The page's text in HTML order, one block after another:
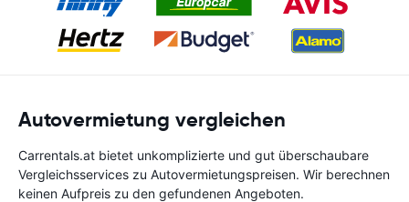
Autovermietung vergleichen
Carrentals.at bietet unkomplizierte und gut überschaubare
Vergleichsservices zu Autovermietungspreisen. Wir berechnen
keinen Aufpreis zu den gefundenen Angeboten.